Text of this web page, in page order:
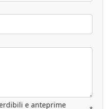
e anteprime